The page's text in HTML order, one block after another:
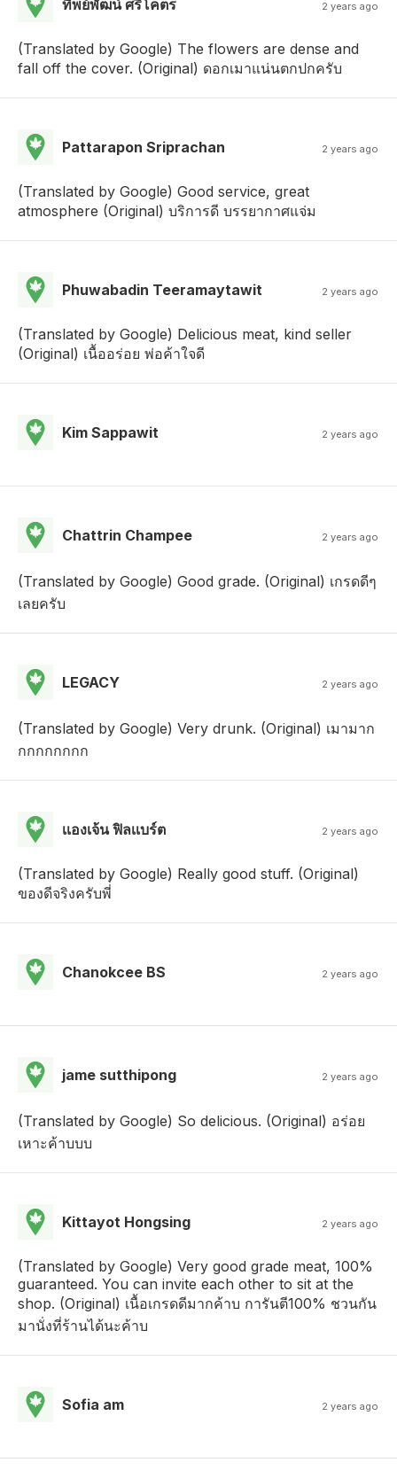
ทิพย์พัฒน์ ศรีโคตร 2 years ago
(Translated by Google) The flowers are dense and
fall off the cover. (Original) ดอกเมาแน่นตกปกครับ
Pattarapon Sriprachan 2 years ago
(Translated by Google) Good service, great
atmosphere (Original) บริการดี บรรยากาศแจ่ม
Phuwabadin Teeramaytawit 2 years ago
(Translated by Google) Delicious meat, kind seller
(Original) เนื้ออร่อย พ่อค้าใจดี
Kim Sappawit 2 years ago
Chattrin Champee 2 years ago
(Translated by Google) Good grade. (Original) เกรดดีๆ
เลยครับ
LEGACY 2 years ago
(Translated by Google) Very drunk. (Original) เมามาก
กกกกกกกก
เเองเจ้น ฟิลเเบร์ต 2 years ago
(Translated by Google) Really good stuff. (Original)
ของดีจริงครับพี่่่
Chanokcee BS 2 years ago
jame sutthipong 2 years ago
(Translated by Google) So delicious. (Original) อร่อย
เหาะค้าบบบ
Kittayot Hongsing 2 years ago
(Translated by Google) Very good grade meat, 100%
guaranteed. You can invite each other to sit at the
shop. (Original) เนื้อเกรดดีมากค้าบ การันตี100% ชวนกัน
มานั่งที่ร้านได้นะค้าบ
Sofia am 2 years ago